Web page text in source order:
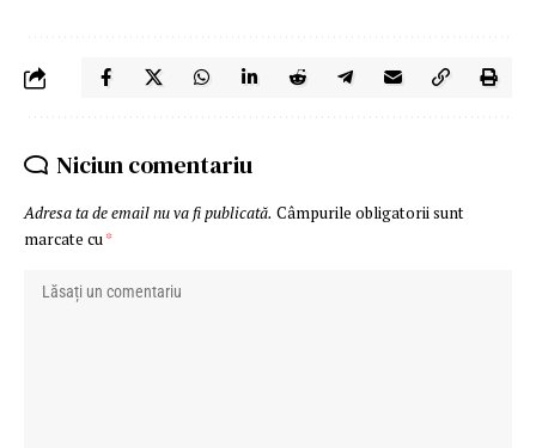
Niciun comentariu
Adresa ta de email nu va fi publicată. Câmpurile obligatorii sunt
marcate cu *